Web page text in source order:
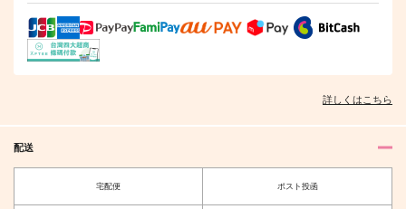
詳しくはこちら
配送
宅配便 ポスト投函